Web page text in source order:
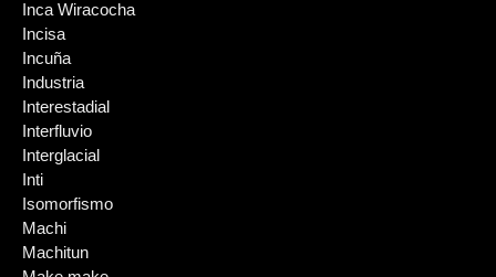
Inca Wiracocha
Incisa
Incuña
Industria
Interestadial
Interfluvio
Interglacial
Inti
Isomorfismo
Machi
Machitun